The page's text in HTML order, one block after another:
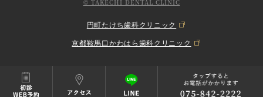
© TAKECHI DENTAL CLINIC
円町たけち歯科クリニック
京都鞍馬口かわはら歯科クリニック